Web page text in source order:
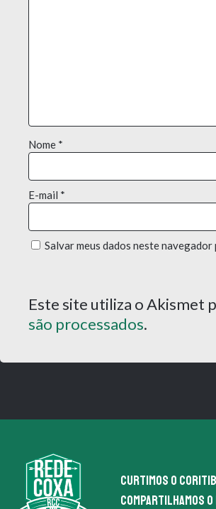
Nome *
E-mail *
Salvar meus dados neste
Este site utiliza o Akismet
são processados.
Curtimos o
Compartilhamos